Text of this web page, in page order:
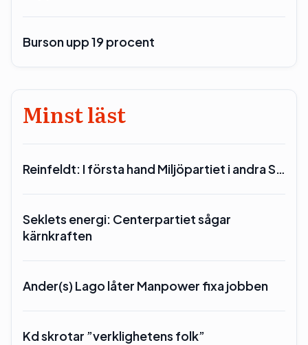
Burson upp 19 procent
Minst läst
Reinfeldt: I första hand Miljöpartiet i andra S…
Seklets energi: Centerpartiet sågar
kärnkraften
Ander(s) Lago låter Manpower fixa jobben
Kd skrotar ”verklighetens folk”